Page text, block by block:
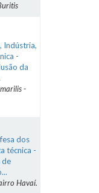
Indústria,
-
da
-
dos
técnica -
de
Havaí.